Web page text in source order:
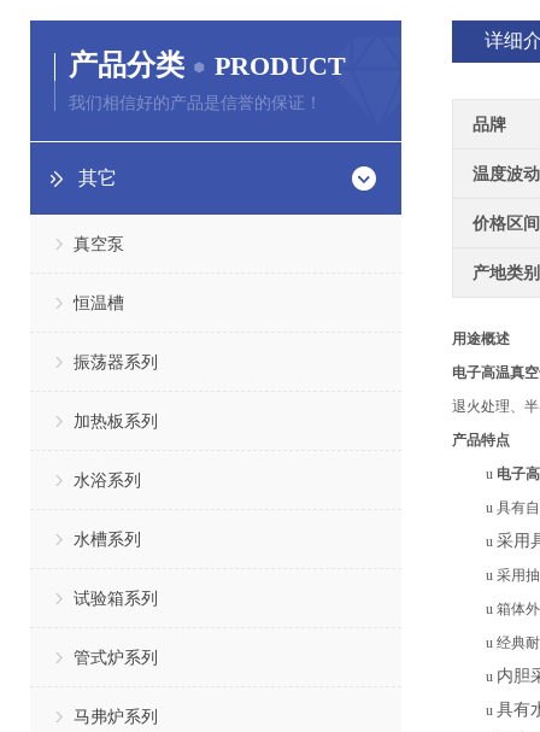
产品分类 PRODUCT
我们相信好的产品是信誉的保证！
其它
真空泵
恒温槽
振荡器系列
加热板系列
水浴系列
水槽系列
试验箱系列
管式炉系列
马弗炉系列
详细
品牌
温度波动
价格区间
产地类别
用途概述
电子高温真
退火处理、
产品特点
u 电子
u 具有
u 采用
u 采用
u 箱体
u 经典
u 内胆
u 具有